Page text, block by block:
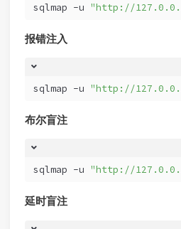
sqlmap -u "http://
报错注入
sqlmap -u "http://
布尔盲注
sqlmap -u "http://
延时盲注